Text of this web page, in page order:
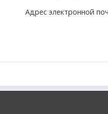
Адрес электронной